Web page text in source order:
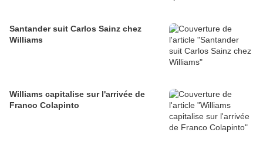
Santander suit Carlos Sainz chez
Williams
Williams capitalise sur l'arrivée de
Franco Colapinto